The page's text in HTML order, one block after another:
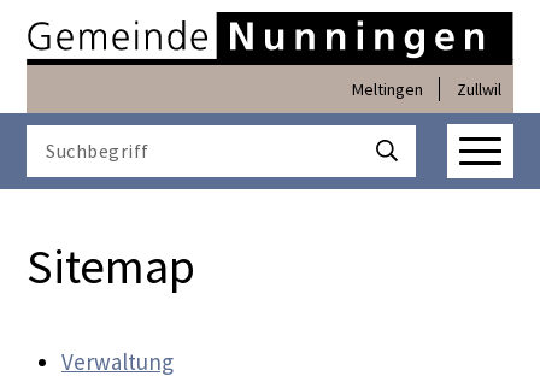
Navigieren in
Schnellnavigation
Meltingen Zullwil
Suche starten
Sitemap
Verwaltung